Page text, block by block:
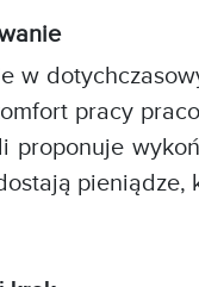
w
pracy
proponuje
pieniądze,